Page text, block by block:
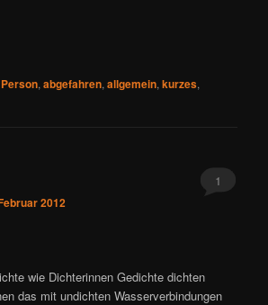
,abgefahren,allgemein,kurzes,
2012
1
wie Dichterinnen Gedichte dichten
das mit undichten Wasserverbindungen